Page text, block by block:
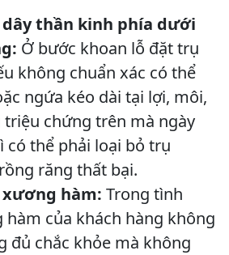
thần kinh phía dưới
Ở bước khoan lỗ đặt trụ
không chuẩn xác có thể
ngứa kéo dài tại lợi, môi,
chứng trên mà ngày
có thể phải loại bỏ trụ
răng thất bại.
hàm: Trong tình
của khách hàng không
đủ chắc khỏe mà không